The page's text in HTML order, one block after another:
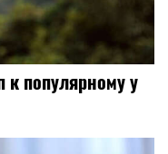
к популярному у